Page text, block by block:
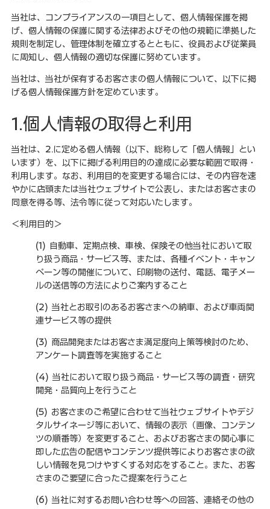
当社は、コンプライアンスの一項目として、個人情報保護を掲
げ、個人情報の保護に関する法律およびその他の規範に準拠した
規則を制定し、管理体制を確立するとともに、役員および従業員
に周知し、個人情報の適切な保護に努めています。
当社は、当社が保有するお客さまの個人情報について、以下に掲
げる個人情報保護方針を定めています。
1.個人情報の取得と利用
当社は、2.に定める個人情報（以下、総称して「個人情報」とい
います）を、以下に掲げる利用目的の達成に必要な範囲で取得・
利用します。なお、利用目的を変更する場合には、その内容を速
やかに店頭または当社ウェブサイトで公表し、またはお客さまの
同意を得る等、法令等に従って対応いたします。
＜利用目的＞
(1) 自動車、定期点検、車検、保険その他当社において取
り扱う商品・サービス等、または、各種イベント・キャン
ペーン等の開催について、印刷物の送付、電話、電子メー
ルの送信等の方法によりご案内すること
(2) 当社とお取引のあるお客さまへの納車、および車両関
連サービス等の提供
(3) 商品開発またはお客さま満足度向上策等検討のため、
アンケート調査等を実施すること
(4) 当社において取り扱う商品・サービス等の調査・研究
開発・品質向上を行うこと
(5) お客さまのご希望に合わせて当社ウェブサイトやデジ
タルサイネージ等において、情報の表示（画像、コンテン
ツの順番等）を変更すること、およびお客さまの関心事に
即した広告の配信やコンテンツ提供等によりお客さまの欲
しい情報を見つけやすくする対応をすること。また、お客
さまのご要望に合ったご提案を行うこと
(6) 当社に対するお問い合わせ等への回答、連絡その他の